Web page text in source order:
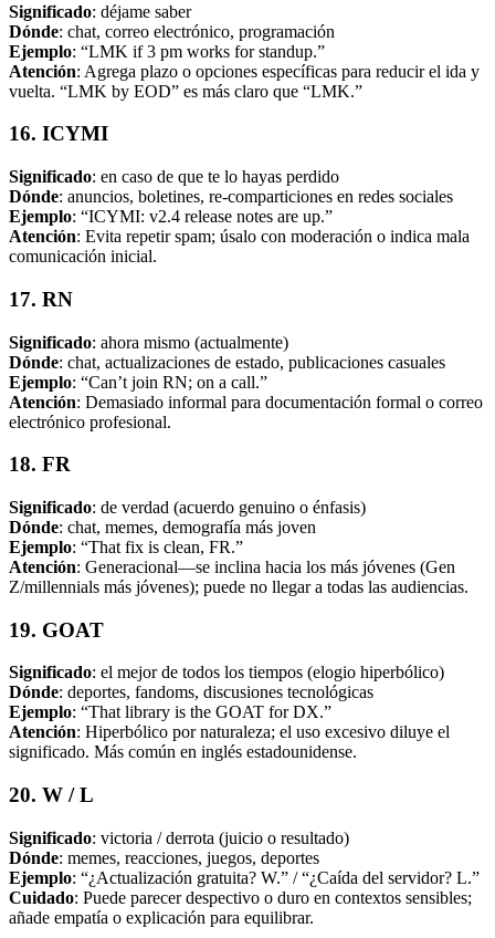
Significado: déjame saber
Dónde: chat, correo electrónico, programación
Ejemplo: “LMK if 3 pm works for standup.”
Atención: Agrega plazo o opciones específicas para reducir el ida y
vuelta. “LMK by EOD” es más claro que “LMK.”
16. ICYMI
Significado: en caso de que te lo hayas perdido
Dónde: anuncios, boletines, re-comparticiones en redes sociales
Ejemplo: “ICYMI: v2.4 release notes are up.”
Atención: Evita repetir spam; úsalo con moderación o indica mala
comunicación inicial.
17. RN
Significado: ahora mismo (actualmente)
Dónde: chat, actualizaciones de estado, publicaciones casuales
Ejemplo: “Can’t join RN; on a call.”
Atención: Demasiado informal para documentación formal o correo
electrónico profesional.
18. FR
Significado: de verdad (acuerdo genuino o énfasis)
Dónde: chat, memes, demografía más joven
Ejemplo: “That fix is clean, FR.”
Atención: Generacional—se inclina hacia los más jóvenes (Gen
Z/millennials más jóvenes); puede no llegar a todas las audiencias.
19. GOAT
Significado: el mejor de todos los tiempos (elogio hiperbólico)
Dónde: deportes, fandoms, discusiones tecnológicas
Ejemplo: “That library is the GOAT for DX.”
Atención: Hiperbólico por naturaleza; el uso excesivo diluye el
significado. Más común en inglés estadounidense.
20. W / L
Significado: victoria / derrota (juicio o resultado)
Dónde: memes, reacciones, juegos, deportes
Ejemplo: “¿Actualización gratuita? W.” / “¿Caída del servidor? L.”
Cuidado: Puede parecer despectivo o duro en contextos sensibles;
añade empatía o explicación para equilibrar.